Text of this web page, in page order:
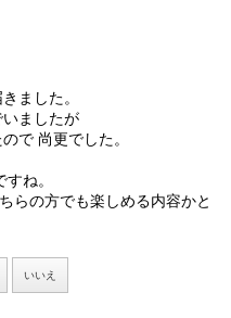
ました。
ましたが
で 尚更でした。
ね。
らの方でも楽しめる内容かと
いいえ